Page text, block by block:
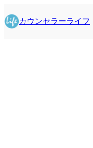
容
を
カウンセラーライフ